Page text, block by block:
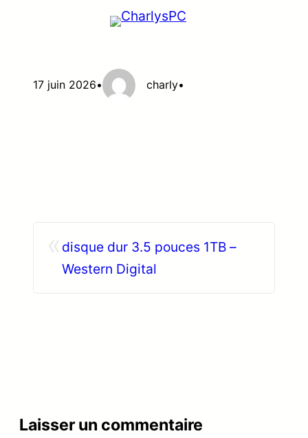
17 juin 2026• charly•
disque dur 3.5 pouces 1TB –
Western Digital
Laisser un commentaire